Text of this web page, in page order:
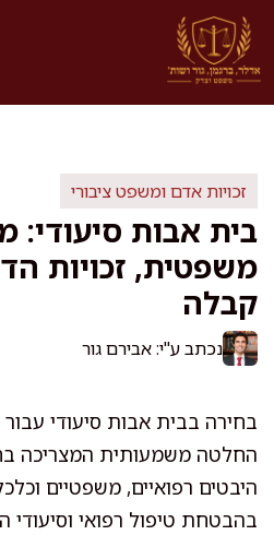
לדלג
לתוכן
זכויות אדם ומשפט ציבורי
בית אבות סיעודי:
משפטית, זכויות
קבלה
נכתב ע"י: אבירם גור
בחירה בבית אבות סיעודי
החלטה משמעותית המצריכה
היבטים רפואיים, משפטיים
בהבטחת טיפול רפואי